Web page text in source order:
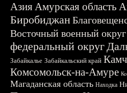
АзияАмурская область
Биробиджан
Восточный военный округ
федеральный округ
Забайкалье Забайкальский край
Комсомольск-на-Амуре
Магаданская область Находка